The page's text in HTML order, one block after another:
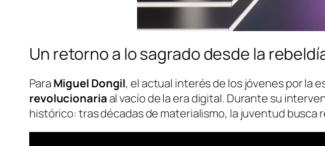
Un retorno a lo sagrado desde la
Para Miguel Dongil, el actual interés de los jóvenes por la
revolucionaria al vacío de la era digital. Durante su
histórico: tras décadas de materialismo, la juventud